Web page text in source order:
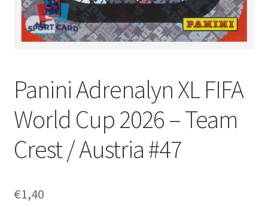
Panini Adrenalyn XL FIFA
World Cup 2026 – Team
Crest / Austria #47
€1,40